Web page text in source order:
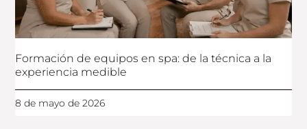
Formación de equipos en spa: de la técnica a la
experiencia medible
8 de mayo de 2026